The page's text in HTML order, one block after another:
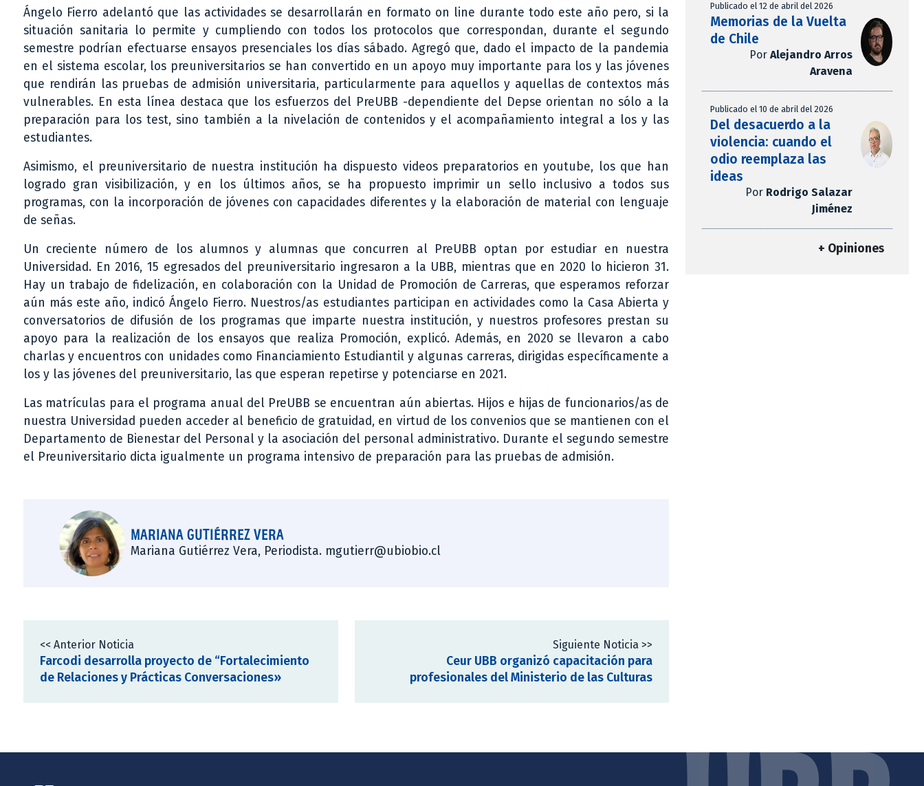
Ángelo Fierro adelantó que las actividades se desarrollarán en formato on line durante todo este año pero, si la
situación sanitaria lo permite y cumpliendo con todos los protocolos que correspondan, durante el segundo
semestre podrían efectuarse ensayos presenciales los días sábado. Agregó que, dado el impacto de la pandemia
en el sistema escolar, los preuniversitarios se han convertido en un apoyo muy importante para los y las jóvenes
que rendirán las pruebas de admisión universitaria, particularmente para aquellos y aquellas de contextos más
vulnerables. En esta línea destaca que los esfuerzos del PreUBB -dependiente del Depse orientan no sólo a la
preparación para los test, sino también a la nivelación de contenidos y el acompañamiento integral a los y las
estudiantes.
Asimismo, el preuniversitario de nuestra institución ha dispuesto videos preparatorios en youtube, los que han
logrado gran visibilización, y en los últimos años, se ha propuesto imprimir un sello inclusivo a todos sus
programas, con la incorporación de jóvenes con capacidades diferentes y la elaboración de material con lenguaje
de señas.
Un creciente número de los alumnos y alumnas que concurren al PreUBB optan por estudiar en nuestra
Universidad. En 2016, 15 egresados del preuniversitario ingresaron a la UBB, mientras que en 2020 lo hicieron 31.
Hay un trabajo de fidelización, en colaboración con la Unidad de Promoción de Carreras, que esperamos reforzar
aún más este año, indicó Ángelo Fierro. Nuestros/as estudiantes participan en actividades como la Casa Abierta y
conversatorios de difusión de los programas que imparte nuestra institución, y nuestros profesores prestan su
apoyo para la realización de los ensayos que realiza Promoción, explicó. Además, en 2020 se llevaron a cabo
charlas y encuentros con unidades como Financiamiento Estudiantil y algunas carreras, dirigidas específicamente a
los y las jóvenes del preuniversitario, las que esperan repetirse y potenciarse en 2021.
Las matrículas para el programa anual del PreUBB se encuentran aún abiertas. Hijos e hijas de funcionarios/as de
nuestra Universidad pueden acceder al beneficio de gratuidad, en virtud de los convenios que se mantienen con el
Departamento de Bienestar del Personal y la asociación del personal administrativo. Durante el segundo semestre
el Preuniversitario dicta igualmente un programa intensivo de preparación para las pruebas de admisión.
MARIANA GUTIÉRREZ VERA
Mariana Gutiérrez Vera, Periodista. mgutierr@ubiobio.cl
<< Anterior Noticia
Farcodi desarrolla proyecto de “Fortalecimiento
de Relaciones y Prácticas Conversaciones»
Siguiente Noticia >>
Ceur UBB organizó capacitación para
profesionales del Ministerio de las Culturas
Publicado el 12 de abril del 2026
Memorias de la Vuelta
de Chile
Por Alejandro Arros
Aravena
Publicado el 10 de abril del 2026
Del desacuerdo a la
violencia: cuando el
odio reemplaza las
ideas
Por Rodrigo Salazar
Jiménez
+ Opiniones